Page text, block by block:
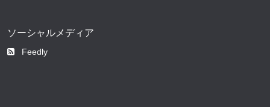
ソーシャルメディア
Feedly